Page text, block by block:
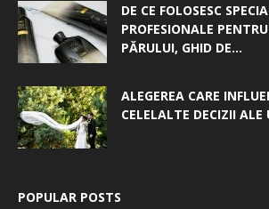
DE CE FOLOSESC
PROFESIONALE
PĂRULUI, GHID DE...
ALEGEREA CARE
CELELALTE DECIZII
POPULAR POSTS